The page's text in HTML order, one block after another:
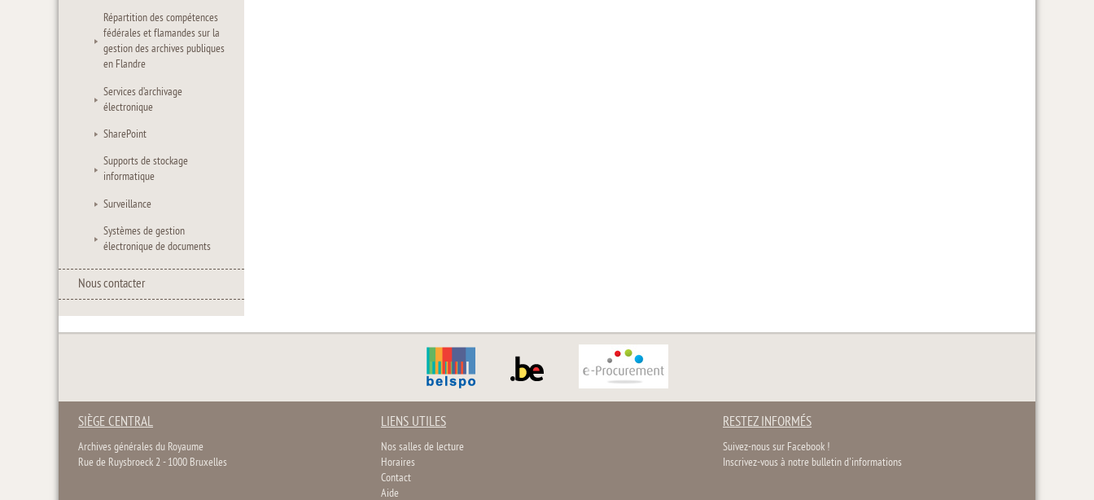
Répartition des compétences
fédérales et flamandes sur la
gestion des archives publiques
en Flandre
Services d’archivage
électronique
SharePoint
Supports de stockage
informatique
Surveillance
Systèmes de gestion
électronique de documents
Nous contacter
SIÈGE CENTRAL
Archives générales du Royaume
Rue de Ruysbroeck 2 - 1000 Bruxelles
LIENS UTILES
Nos salles de lecture
Horaires
Contact
Aide
RESTEZ INFORMÉS
Suivez-nous sur Facebook !
Inscrivez-vous à notre bulletin d'informations